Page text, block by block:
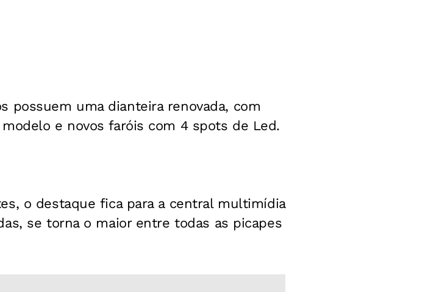
possuem uma dianteira renovada, com
e novos faróis com 4 spots de Led.
o destaque fica para a central multimídia
se torna o maior entre todas as picapes